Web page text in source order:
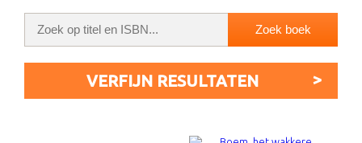
VERFIJN RESULTATEN